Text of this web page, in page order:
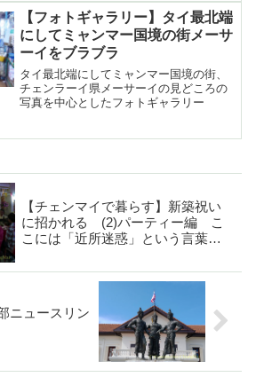
テル」に宿泊した感想と写真
【フォトギャラリー】タイ最北端
にしてミャンマー国境の街メーサ
ーイをブラブラ
タイ最北端にしてミャンマー国境の街、
チェンラーイ県メーサーイの見どころの
写真を中心としたフォトギャラリー
【チェンマイで暮らす】新築祝い
に招かれる (2)パーティー編 こ
こには「近所迷惑」という言葉は
ニュースリン